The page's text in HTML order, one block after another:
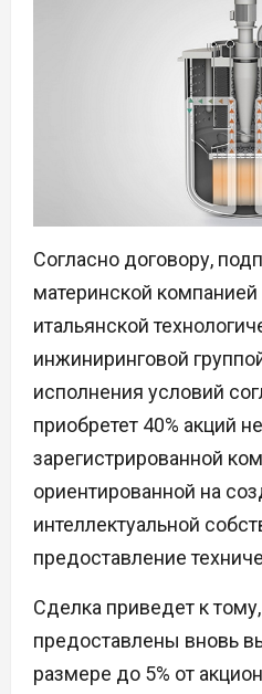
Согласно договору,
материнской
итальянской
инжиниринговой
исполнения условий
приобретет 40% акций
зарегистрированной
ориентированной на
интеллектуальной
предоставление
Сделка приведет к
предоставлены вновь
размере до 5% от